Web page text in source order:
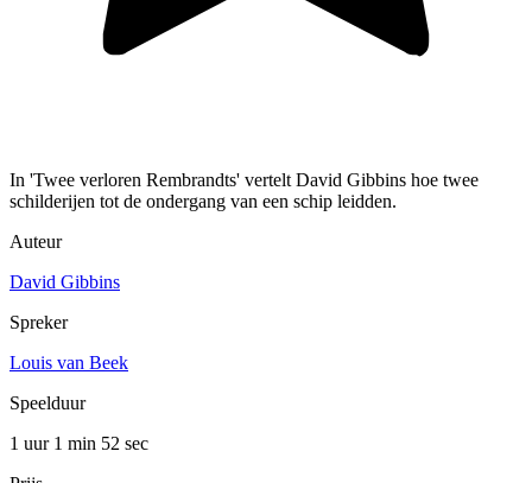
In 'Twee verloren Rembrandts' vertelt David Gibbins hoe twee
schilderijen tot de ondergang van een schip leidden.
Auteur
David Gibbins
Spreker
Louis van Beek
Speelduur
1 uur 1 min 52 sec